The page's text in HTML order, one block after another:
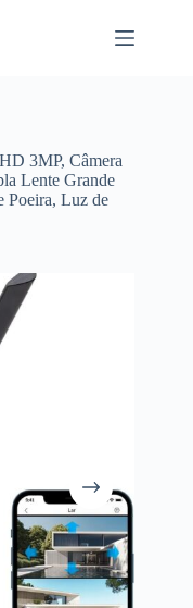
3MP, Câmera
Lente Grande
Poeira, Luz de